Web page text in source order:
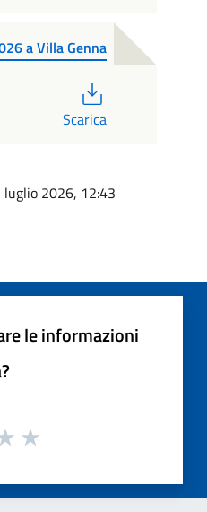
a Villa Genna
Scarica
luglio 2026, 12:43
le informazioni